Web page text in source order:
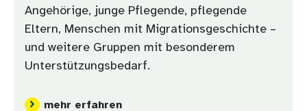
Angehörige, junge Pflegende, pflegende
Eltern, Menschen mit Migrationsgeschichte –
und weitere Gruppen mit besonderem
Unterstützungsbedarf.
mehr erfahren